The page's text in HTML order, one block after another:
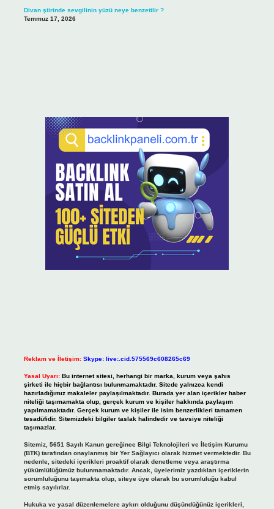
Divan şiirinde sevgilinin yüzü neye benzetilir ?
Temmuz 17, 2026
Reklam ve İletişim: Skype: live:.cid.575569c608265c69
Yasal Uyarı: Bu internet sitesi, herhangi bir marka, kurum veya şahıs
şirketi ile hiçbir bağlantısı bulunmamaktadır. Sitede yalnızca kendi
hazırladığımız makaleler paylaşılmaktadır. Burada yer alan içerikler haber
niteliği taşımamakta olup, gerçek kurum ve kişiler hakkında paylaşım
yapılmamaktadır. Gerçek kurum ve kişiler ile isim benzerlikleri tamamen
tesadüfidir. Sitemizdeki bilgiler taslak halindedir ve tavsiye niteliği
taşımazlar.
Sitemiz, 5651 Sayılı Kanun gereğince Bilgi Teknolojileri ve İletişim Kurumu
(BTK) tarafından onaylanmış bir Yer Sağlayıcı olarak hizmet vermektedir. Bu
nedenle, sitedeki içerikleri proaktif olarak denetleme veya araştırma
yükümlülüğümüz bulunmamaktadır. Ancak, üyelerimiz yazdıkları içeriklerin
sorumluluğunu taşımakta olup, siteye üye olarak bu sorumluluğu kabul
etmiş sayılırlar.
Hukuka ve yasal düzenlemelere aykırı olduğunu düşündüğünüz içerikleri,